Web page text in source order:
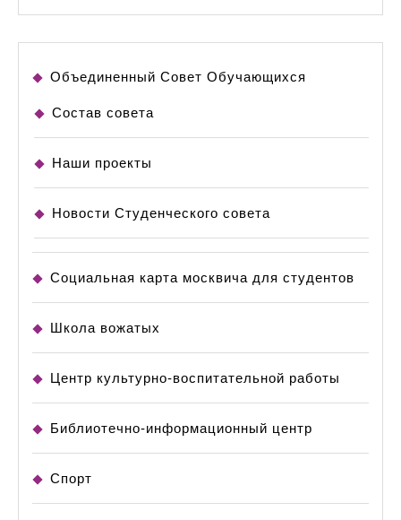
Объединенный Совет Обучающихся
Состав совета
Наши проекты
Новости Студенческого совета
Социальная карта москвича для студентов
Школа вожатых
Центр культурно-воспитательной работы
Библиотечно-информационный центр
Спорт